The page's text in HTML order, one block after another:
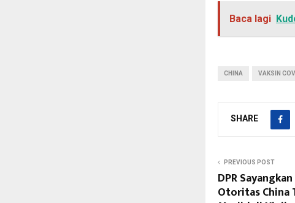
Baca lagi
CHINA VAKSIN
SHARE
PREVIOUS POST
DPR
Otoritas China